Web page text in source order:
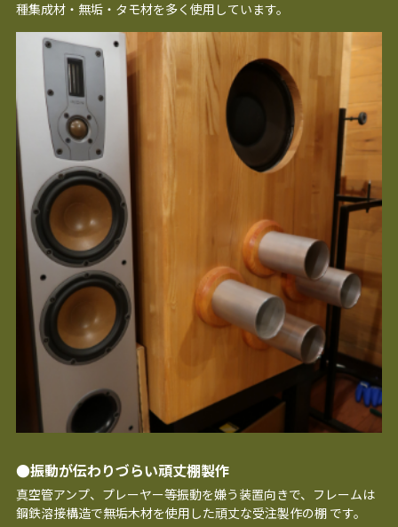
種集成材・無垢・タモ材を多く使用しています。
●振動が伝わりづらい頑丈棚製作
真空管アンプ、プレーヤー等振動を嫌う装置向きで、フレームは
鋼鉄溶接構造で無垢木材を使用した頑丈な受注製作の棚 です。